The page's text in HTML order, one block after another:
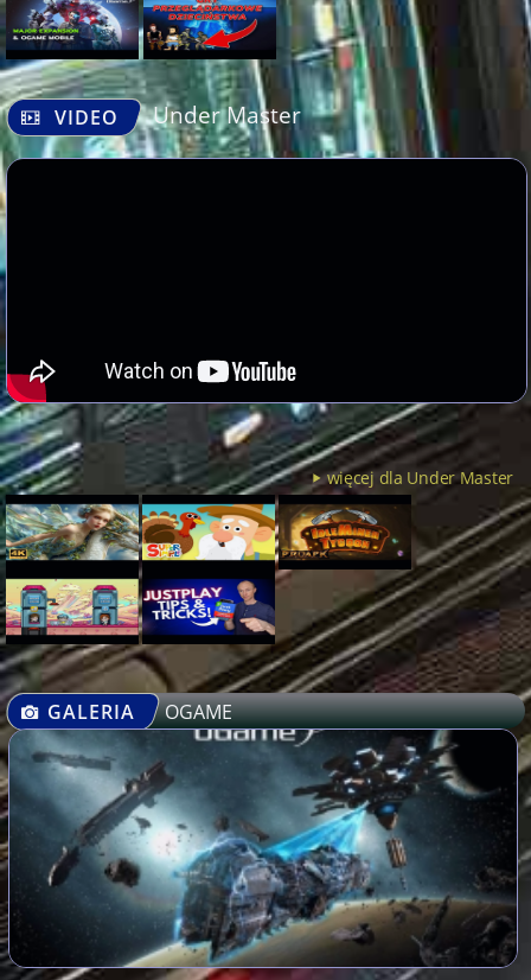
VIDEO Under Master
więcej dla Under Master
GALERIA OGAME